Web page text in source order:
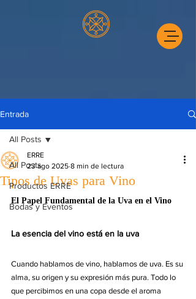
Entrada
All Posts
Productos ERRE
Bodas y Eventos
All Posts
Tipos de Uvas para Vino
ERRE
23 ago 2025 8 min de lectura
El Papel Fundamental de la Uva en el Vino
La esencia del vino está en la uva
Cuando hablamos de vino, hablamos de uva. Es su
alma, su origen y su expresión más pura. Todo lo
que percibimos en una copa desde el aroma